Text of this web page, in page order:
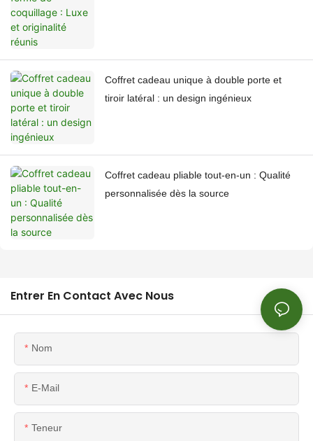
Coffret cadeau unique à double porte et
tiroir latéral : un design ingénieux
Coffret cadeau pliable tout-en-un : Qualité
personnalisée dès la source
Entrer En Contact Avec Nous
Nom
E-Mail
Teneur